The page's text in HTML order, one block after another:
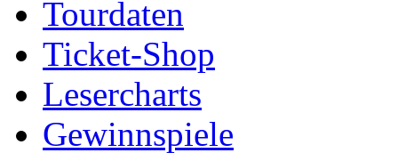
Tourdaten
Ticket-Shop
Lesercharts
Gewinnspiele